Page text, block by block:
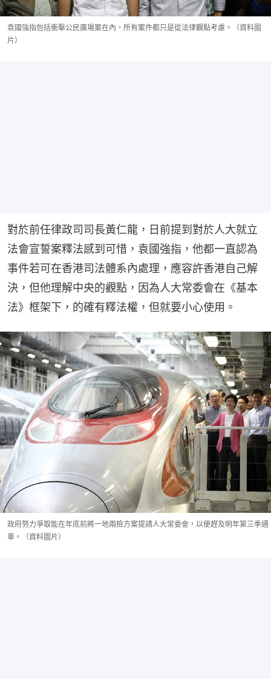
袁國強指包括衝擊公民廣場案在內，所有案件都只是從法律觀點考慮。（資料圖
片）
對於前任律政司司長黃仁龍，日前提到對於人大就立
法會宣誓案釋法感到可惜，袁國強指，他都一直認為
事件若可在香港司法體系內處理，應容許香港自己解
決，但他理解中央的觀點，因為人大常委會在《基本
法》框架下，的確有釋法權，但就要小心使用。
政府努力爭取能在年底前將一地兩檢方案提請人大常委會，以便趕及明年第三季通
車。（資料圖片）